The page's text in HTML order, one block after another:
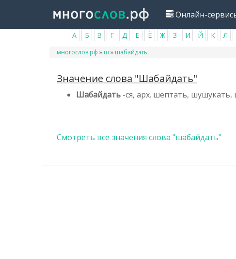
основному
Онлайн-
А Б В Г Д Е Ё Ж З И Й К Л
Вы
многослов.рф » ш » шабайдать
Значение слова "Шабайдать"
Шабайдать -ся, арх. шептать, шушукать,
Смотреть все значения слова "шабайдать"